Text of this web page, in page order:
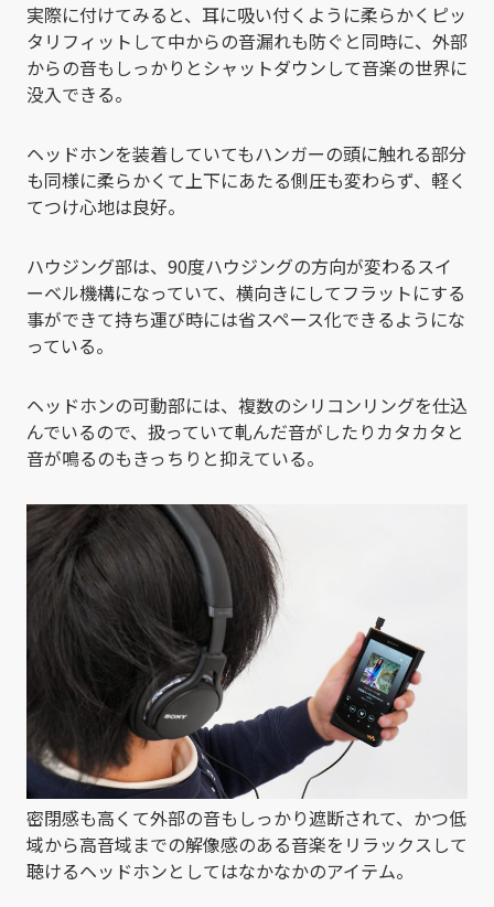
実際に付けてみると、耳に吸い付くように柔らかくピッ
タリフィットして中からの音漏れも防ぐと同時に、外部
からの音もしっかりとシャットダウンして音楽の世界に
没入できる。
ヘッドホンを装着していてもハンガーの頭に触れる部分
も同様に柔らかくて上下にあたる側圧も変わらず、軽く
てつけ心地は良好。
ハウジング部は、90度ハウジングの方向が変わるスイ
ーベル機構になっていて、横向きにしてフラットにする
事ができて持ち運び時には省スペース化できるようにな
っている。
ヘッドホンの可動部には、複数のシリコンリングを仕込
んでいるので、扱っていて軋んだ音がしたりカタカタと
音が鳴るのもきっちりと抑えている。
密閉感も高くて外部の音もしっかり遮断されて、かつ低
域から高音域までの解像感のある音楽をリラックスして
聴けるヘッドホンとしてはなかなかのアイテム。